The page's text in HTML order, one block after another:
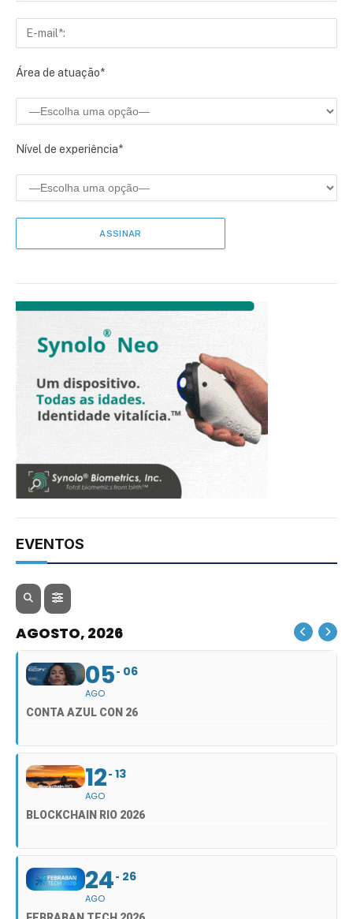
Área de atuação*
Nível de experiência*
EVENTOS
AGOSTO, 2026
05
AGO
06
CONTA AZUL CON 26
12
AGO
13
BLOCKCHAIN RIO 2026
24
AGO
26